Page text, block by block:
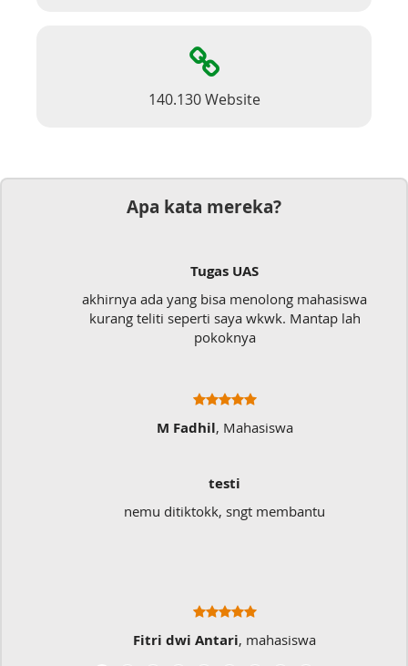
140.130 Website
Apa kata mereka?
Tugas UAS
akhirnya ada yang bisa menolong mahasiswa
kurang teliti seperti saya wkwk. Mantap lah
pokoknya
M Fadhil, Mahasiswa
testi
nemu ditiktokk, sngt membantu
Fitri dwi Antari, mahasiswa